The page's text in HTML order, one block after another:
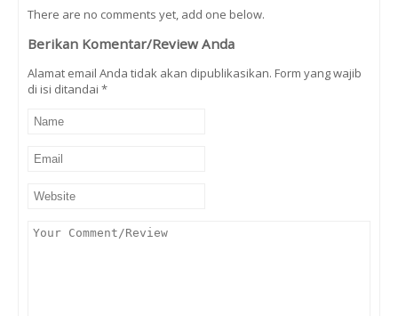
There are no comments yet, add one below.
Berikan Komentar/Review Anda
Alamat email Anda tidak akan dipublikasikan. Form yang wajib
di isi ditandai *